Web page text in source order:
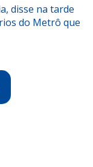
disse na tarde
do Metrô que